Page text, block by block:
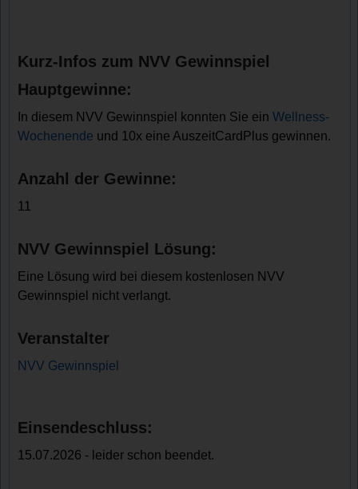
Kurz-Infos zum NVV Gewinnspiel
Hauptgewinne:
In diesem NVV Gewinnspiel konnten Sie einWellness-
Wochenende und 10x eine AuszeitCardPlus gewinnen.
Anzahl der Gewinne:
11
NVV Gewinnspiel Lösung:
Eine Lösung wird bei diesem kostenlosen NVV
Gewinnspiel nicht verlangt.
Veranstalter
NVV Gewinnspiel
Einsendeschluss:
15.07.2026 - leider schon beendet.